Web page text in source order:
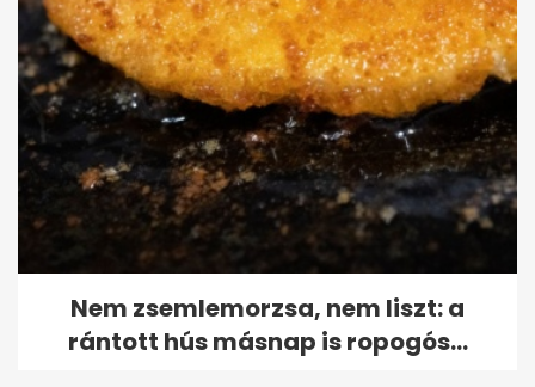
Nem zsemlemorzsa, nem liszt: a
rántott hús másnap is ropogós...